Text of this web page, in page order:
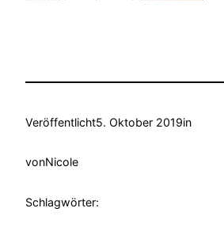
Veröffentlicht5. Oktober 2019in
vonNicole
Schlagwörter: